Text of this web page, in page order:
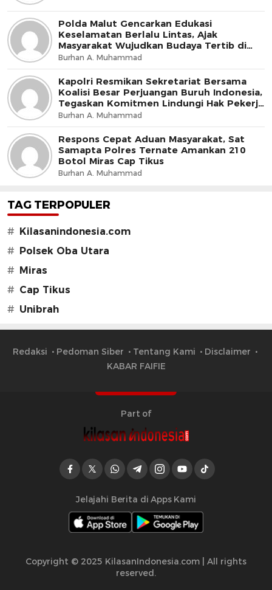
Polda Malut Gencarkan Edukasi
Keselamatan Berlalu Lintas, Ajak
Masyarakat Wujudkan Budaya Tertib di
Jalan
Burhan A. Muhammad
Kapolri Resmikan Sekretariat Bersama
Koalisi Besar Perjuangan Buruh Indonesia,
Tegaskan Komitmen Lindungi Hak Pekerja
dan Jaga Iklim Investasi
Burhan A. Muhammad
Respons Cepat Aduan Masyarakat, Sat
Samapta Polres Ternate Amankan 210
Botol Miras Cap Tikus
Burhan A. Muhammad
TAG TERPOPULER
# Kilasanindonesia.com
# Polsek Oba Utara
# Miras
# Cap Tikus
# Unibrah
Redaksi Pedoman Siber Tentang Kami
Disclaimer
KABAR FAIFIE
Part of
Jelajahi Berita di Apps Kami
Copyright © 2025 KilasanIndonesia.com | All rights
reserved.